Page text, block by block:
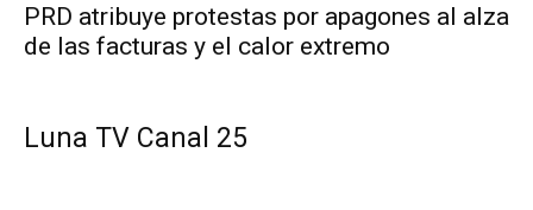
PRD atribuye protestas por apagones al alza
de las facturas y el calor extremo
Luna TV Canal 25